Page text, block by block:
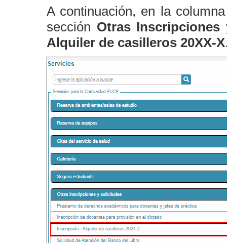
A continuación, en la
sección Otras
Alquiler de casilleros 20XX-X